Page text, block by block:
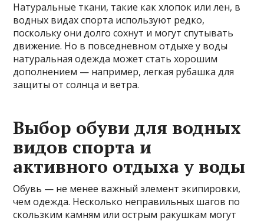
Натуральные ткани, такие как хлопок или лен, в
водных видах спорта используют редко,
поскольку они долго сохнут и могут спутывать
движение. Но в повседневном отдыхе у воды
натуральная одежда может стать хорошим
дополнением — например, легкая рубашка для
защиты от солнца и ветра.
Выбор обуви для водных
видов спорта и
активного отдыха у воды
Обувь — не менее важный элемент экипировки,
чем одежда. Несколько неправильных шагов по
скользким камням или острым ракушкам могут